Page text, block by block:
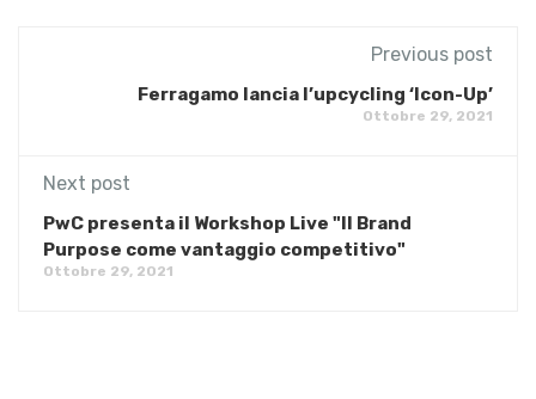
Previous post
Ferragamo lancia l’upcycling ‘Icon-Up’
Ottobre 29, 2021
Next post
PwC presenta il Workshop Live "Il Brand
Purpose come vantaggio competitivo"
Ottobre 29, 2021